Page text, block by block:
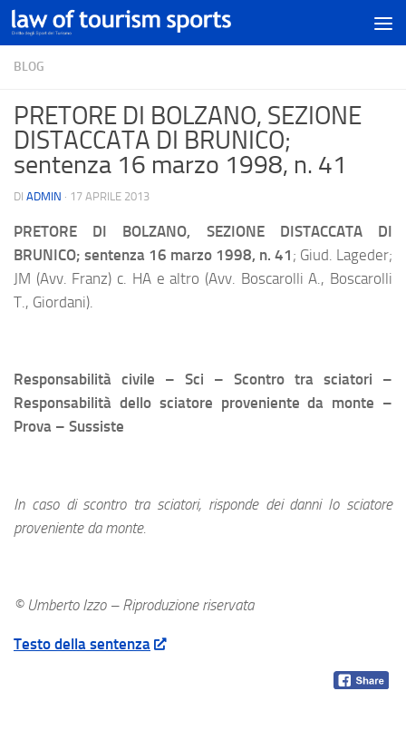
BLOG
PRETORE DI BOLZANO, SEZIONE
DISTACCATA DI BRUNICO;
sentenza 16 marzo 1998, n. 41
DI ADMIN · 17 APRILE 2013
PRETORE DI BOLZANO, SEZIONE DISTACCATA DI
BRUNICO; sentenza 16 marzo 1998, n. 41 ; Giud. Lageder;
JM (Avv. Franz) c. HA e altro (Avv. Boscarolli A., Boscarolli
T., Giordani).
Responsabilità civile – Sci – Scontro tra sciatori –
Responsabilità dello sciatore proveniente da monte –
Prova – Sussiste
In caso di scontro tra sciatori, risponde dei danni lo sciatore
proveniente da monte.
© Umberto Izzo – Riproduzione riservata
Testo della sentenza